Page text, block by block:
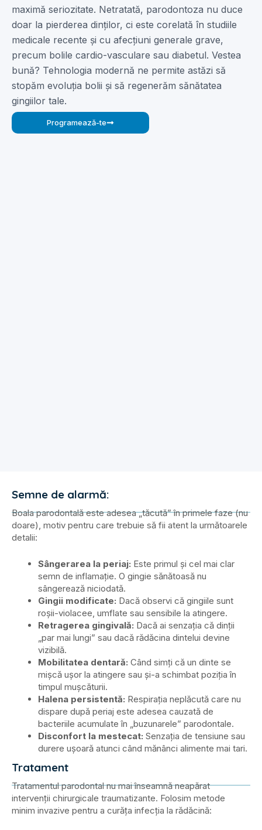
maximă seriozitate. Netratată, parodontoza nu duce
doar la pierderea dinților, ci este corelată în studiile
medicale recente și cu afecțiuni generale grave,
precum bolile cardio-vasculare sau diabetul. Vestea
bună? Tehnologia modernă ne permite astăzi să
stopăm evoluția bolii și să regenerăm sănătatea
gingiilor tale.
Programează-te
Semne de alarmă:
Boala parodontală este adesea „tăcută” în primele faze (nu
doare), motiv pentru care trebuie să fii atent la următoarele
detalii:
Sângerarea la periaj: Este primul și cel mai clar
semn de inflamație. O gingie sănătoasă nu
sângerează niciodată.
Gingii modificate: Dacă observi că gingiile sunt
roșii-violacee, umflate sau sensibile la atingere.
Retragerea gingivală: Dacă ai senzația că dinții
„par mai lungi” sau dacă rădăcina dintelui devine
vizibilă.
Mobilitatea dentară: Când simți că un dinte se
mișcă ușor la atingere sau și-a schimbat poziția în
timpul mușcăturii.
Halena persistentă: Respirația neplăcută care nu
dispare după periaj este adesea cauzată de
bacteriile acumulate în „buzunarele” parodontale.
Disconfort la mestecat: Senzația de tensiune sau
durere ușoară atunci când mănânci alimente mai tari.
Tratament
Tratamentul parodontal nu mai înseamnă neapărat
intervenții chirurgicale traumatizante. Folosim metode
minim invazive pentru a curăța infecția la rădăcină: